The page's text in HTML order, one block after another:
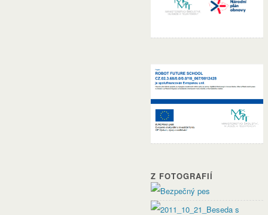
Z FOTOGRAFIÍ